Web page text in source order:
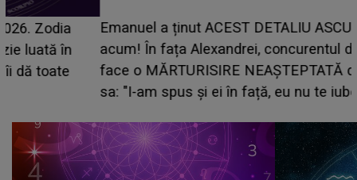
Emanuel a ținut ACEST DETALIU ASCUNS până
acum! În fața Alexandrei, concurentul din Casa Iubirii
face o MĂRTURISIRE NEAȘTEPTATĂ despre mama
sa: "I-am spus și ei în față, eu nu te iubesc pentru